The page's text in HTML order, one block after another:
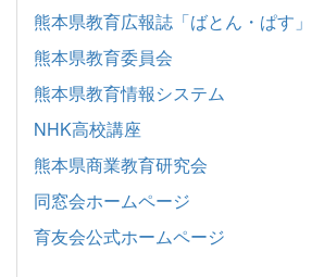
熊本県教育広報誌「ばとん・ぱす」
熊本県教育委員会
熊本県教育情報システム
NHK高校講座
熊本県商業教育研究会
同窓会ホームページ
育友会公式ホームページ